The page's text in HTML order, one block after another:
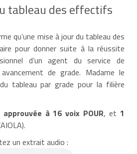
tableau des effectifs
qu’une mise à jour du tableau des
pour donner suite à la réussite
d’un agent du service de
de grade. Madame le
tableau par grade pour la filière
à 16 voix POUR, et 1
un extrait audio :